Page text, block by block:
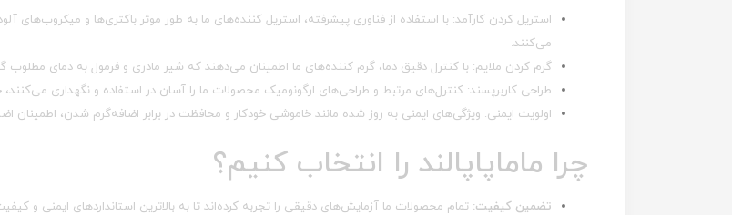
استریل کردن کارآمد: با استفاده از فناوری پیشرفته، استریل کننده‌های ما به طور موثر باکتری‌ها و
می‌کنند.
گرم کردن ملایم: با کنترل دقیق دما، گرم کننده‌های ما اطمینان می‌دهند که شیر مادری و فرمول به دمای
طراحی کاربرپسند: کنترل‌های مرتبط و طراحی‌های ارگونومیک محصولات ما را آسان در استفاده و نگهداری
اولویت ایمنی: ویژگی‌های ایمنی به روز شده مانند خاموشی خودکار و محافظت در برابر اضافه‌گرم شدن، اطمینان
چرا ماماپاپالند را انتخاب کنیم؟
تضمین کیفیت: تمام محصولات ما آزمایش‌های دقیقی را تجربه کرده‌اند تا به بالاترین استانداردهای ایمنی و